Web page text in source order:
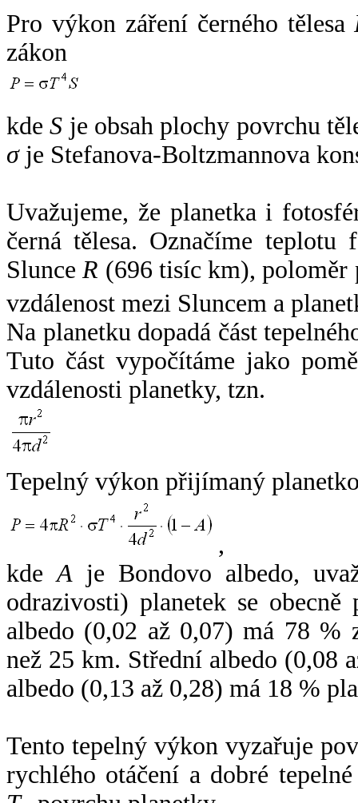
Pro výkon záření černého tělesa
zákon
kdeS je obsah plochy povrchu
σje Stefanova-Boltzmannova
Uvažujeme, že planetka i
černá tělesa. Označíme
SlunceR (696 tisíc km),
vzdálenost mezi Sluncem a
Na planetku dopadá část
Tuto část vypočítáme jako
vzdálenosti planetky, tzn.
Tepelný výkon přijímaný
,
kdeA je Bondovo albedo,
odrazivosti) planetek se
albedo (0,02 až 0,07) má 78 %
než 25 km. Střední albedo (0,08
albedo (0,13 až 0,28) má 18 %
Tento tepelný výkon vyzařuje
rychlého otáčení a dobré